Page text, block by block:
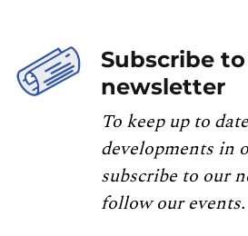
Subscribe
newsletter
To keep up to
developments in
subscribe to our
follow our events.